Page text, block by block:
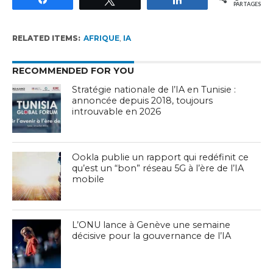
PARTAGES
RELATED ITEMS: AFRIQUE, IA
RECOMMENDED FOR YOU
Stratégie nationale de l’IA en Tunisie :
annoncée depuis 2018, toujours
introuvable en 2026
Ookla publie un rapport qui redéfinit ce
qu’est un “bon” réseau 5G à l’ère de l’IA
mobile
L’ONU lance à Genève une semaine
décisive pour la gouvernance de l’IA